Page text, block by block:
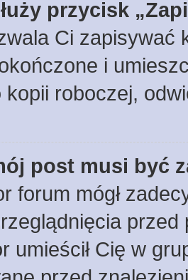
przycisk
Ci zapisywać
i
kopii roboczej,
post musi być
forum mógł
umieścił Cię w